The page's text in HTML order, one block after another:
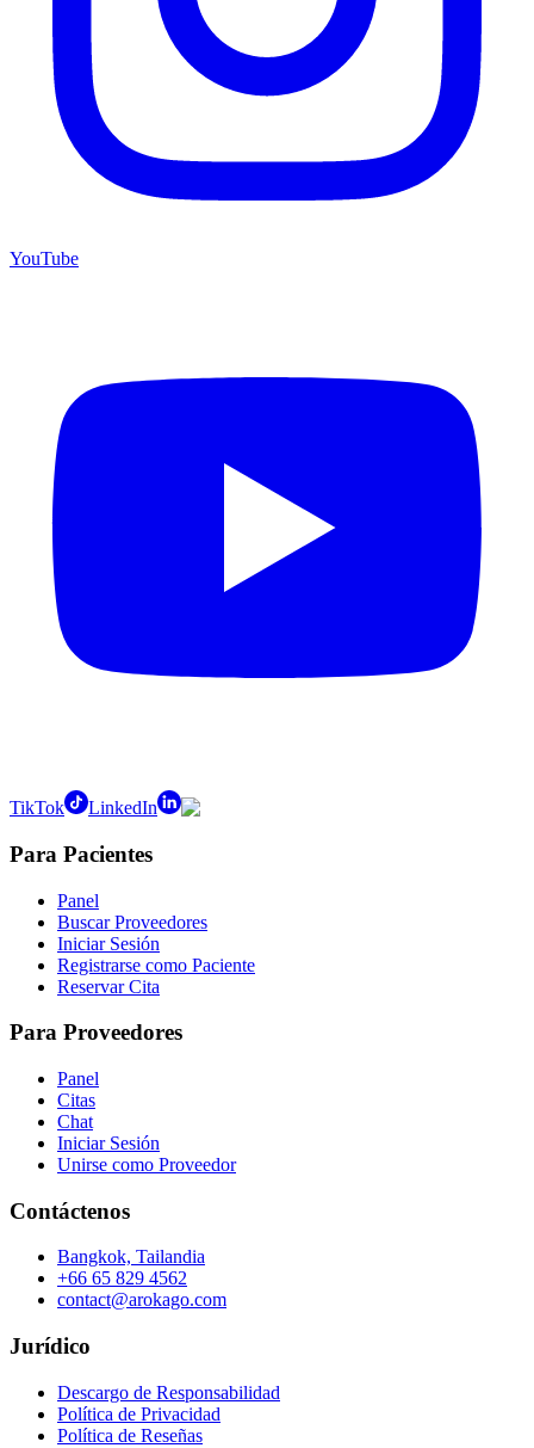
YouTube
TikTok LinkedIn
Para Pacientes
Panel
Buscar Proveedores
Iniciar Sesión
Registrarse como Paciente
Reservar Cita
Para Proveedores
Panel
Citas
Chat
Iniciar Sesión
Unirse como Proveedor
Contáctenos
Bangkok, Tailandia
+66 65 829 4562
contact@arokago.com
Jurídico
Descargo de Responsabilidad
Política de Privacidad
Política de Reseñas